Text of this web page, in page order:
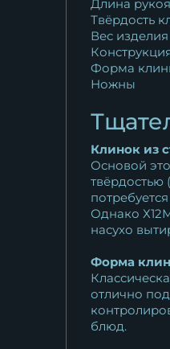
Длина
Твёрдость
Вес изделия
Форма
Ножны
Клинок из
Основой
твёрдостью
Однако
насухо
Форма
отлично
блюд.